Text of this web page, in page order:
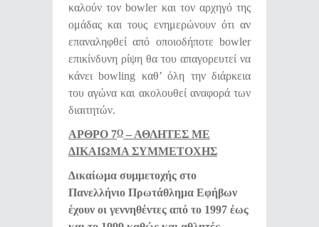
καλούν τον bowler και τον αρχηγό της
ομάδας και τους ενημερώνουν ότι αν
επαναληφθεί από οποιοδήποτε bowler
επικίνδυνη ρίψη θα του απαγορευτεί να
κάνει bowling καθ’ όλη την διάρκεια
του αγώνα και ακολουθεί αναφορά των
διαιτητών.
ΑΡΘΡΟ 7Ο – ΑΘΛΗΤΕΣ ΜΕ
ΔΙΚΑΙΩΜΑ ΣΥΜΜΕΤΟΧΗΣ
Δικαίωμα συμμετοχής στο
Πανελλήνιο Πρωτάθλημα Εφήβων
έχουν οι γεννηθέντες από το 1997 έως